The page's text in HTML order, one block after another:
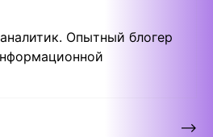
Опытный блогер
⟶